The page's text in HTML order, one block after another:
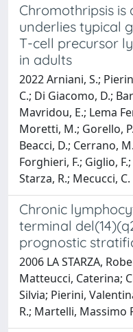
Chromothripsis
underlies typical
T-cell precursor
in adults
2022 Arniani, S.;
C.; Di Giacomo, D.;
Mavridou, E.; Lema
Moretti, M.; Gorello,
Beacci, D.; Cerrano,
Forghieri, F.; Giglio,
Starza, R.; Mecucci, C.
Chronic
terminal
prognostic
2006 LA STARZA,
Matteucci, Caterina;
Silvia; Pierini,
R.; Martelli, Massimo